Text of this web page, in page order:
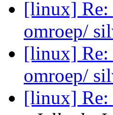
[linux] Re:
omroep/
[linux] Re:
omroep/
[linux] Re: